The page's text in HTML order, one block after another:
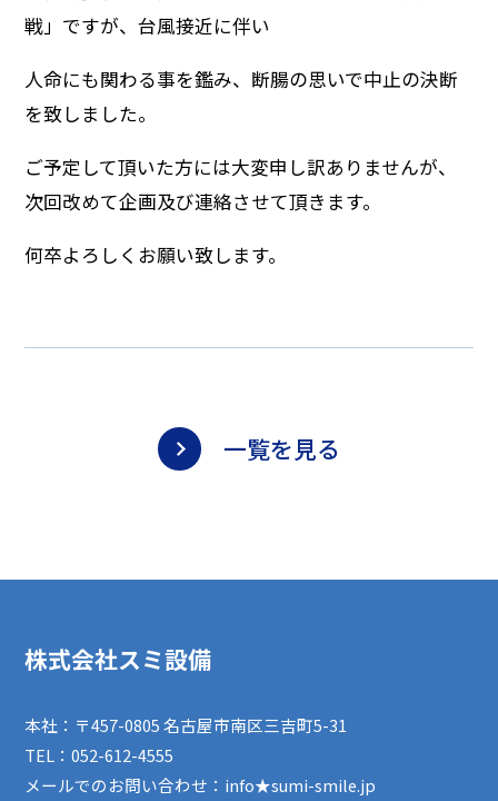
戦」ですが、台風接近に伴い
人命にも関わる事を鑑み、断腸の思いで中止の決断
を致しました。
ご予定して頂いた方には大変申し訳ありませんが、
次回改めて企画及び連絡させて頂きます。
何卒よろしくお願い致します。
一覧を見る
株式会社スミ設備
本社：〒457-0805 名古屋市南区三吉町5-31
TEL：052-612-4555
メールでのお問い合わせ：info★sumi-smile.jp